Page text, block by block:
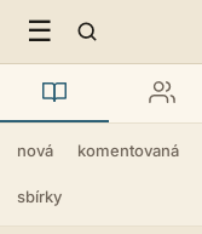
☰
nová komentovaná
sbírky